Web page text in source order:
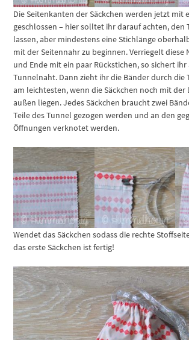
Die Seitenkanten der Säckchen werden jetzt mit
geschlossen – hier solltet ihr darauf achten, den
lassen, aber mindestens eine Stichlänge
mit der Seitennahr zu beginnen. Verriegelt diese
und Ende mit ein paar Rückstichen, so sichert ihr
Tunnelnaht. Dann zieht ihr die Bänder durch die
am leichtesten, wenn die Säckchen noch mit der
außen liegen. Jedes Säckchen braucht zwei
Teile des Tunnel gezogen werden und an den
Öffnungen verknotet werden.
Wendet das Säckchen sodass die rechte
das erste Säckchen ist fertig!